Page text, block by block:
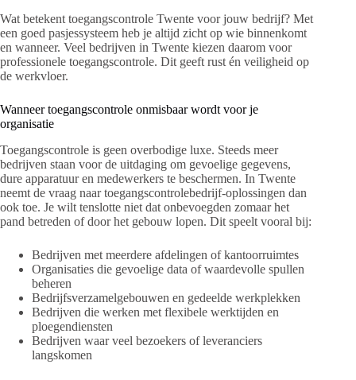
Wat betekent toegangscontrole Twente voor jouw bedrijf? Met
een goed pasjessysteem heb je altijd zicht op wie binnenkomt
en wanneer. Veel bedrijven in Twente kiezen daarom voor
professionele toegangscontrole. Dit geeft rust én veiligheid op
de werkvloer.
Wanneer toegangscontrole onmisbaar wordt voor je
organisatie
Toegangscontrole is geen overbodige luxe. Steeds meer
bedrijven staan voor de uitdaging om gevoelige gegevens,
dure apparatuur en medewerkers te beschermen. In Twente
neemt de vraag naar toegangscontrolebedrijf-oplossingen dan
ook toe. Je wilt tenslotte niet dat onbevoegden zomaar het
pand betreden of door het gebouw lopen. Dit speelt vooral bij:
Bedrijven met meerdere afdelingen of kantoorruimtes
Organisaties die gevoelige data of waardevolle spullen
beheren
Bedrijfsverzamelgebouwen en gedeelde werkplekken
Bedrijven die werken met flexibele werktijden en
ploegendiensten
Bedrijven waar veel bezoekers of leveranciers
langskomen